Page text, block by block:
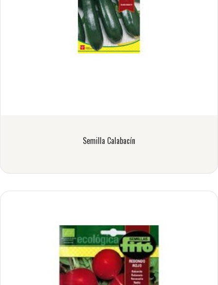
Semilla Calabacín